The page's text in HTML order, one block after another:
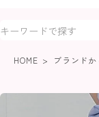
HOME ブランド